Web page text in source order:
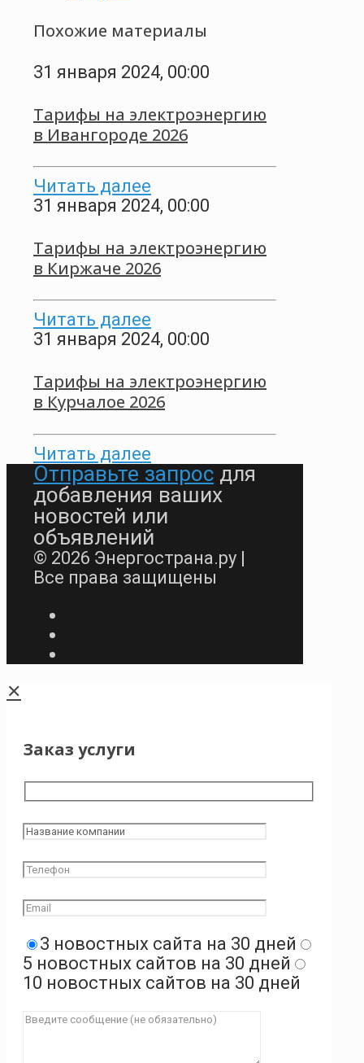
Похожие материалы
31 января 2024, 00:00
Тарифы на электроэнергию
в Ивангороде 2026
Читать далее
31 января 2024, 00:00
Тарифы на электроэнергию
в Киржаче 2026
Читать далее
31 января 2024, 00:00
Тарифы на электроэнергию
в Курчалое 2026
Читать далее
Отправьте запрос для
добавления ваших
новостей или
объявлений
© 2026 Энергострана.ру |
Все права защищены
✕
Заказ услуги
3 новостных сайта на 30 дней
5 новостных сайтов на 30 дней
10 новостных сайтов на 30 дней